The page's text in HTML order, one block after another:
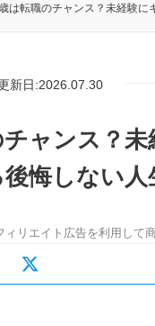
は転職のチャンス？未経験に
新日:2026.07.30
ャンス？
悔しない人